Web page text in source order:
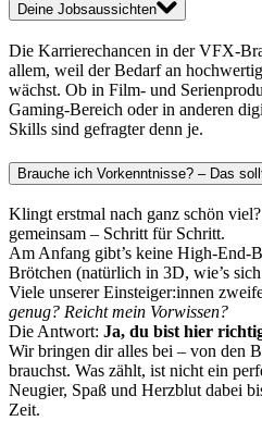
Deine Jobsaussichten
Die Karrierechancen in der VFX-
allem, weil der Bedarf an
wächst. Ob in Film- und
Gaming-Bereich oder in anderen
Skills sind gefragter denn je.
Brauche ich Vorkenntnisse? – Das
Klingt erstmal nach ganz schön
gemeinsam – Schritt für Schritt.
Am Anfang gibt’s keine High-End-
Brötchen (natürlich in 3D, wie’s
Viele unserer Einsteiger:innen
genug? Reicht mein Vorwissen?
Die Antwort: Ja, du bist hier
Wir bringen dir alles bei – von den
brauchst. Was zählt, ist nicht ein
Neugier, Spaß und Herzblut dabei
Zeit.